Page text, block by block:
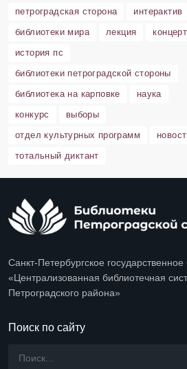
петроградская сторона
интерактив
библиотеки мира
лекция
концерт
история пс
библиотеки петроградской стороны
библиотека на карповке
наука
конкурс
выборы
отдел культурных программ
тотальный диктант
Санкт-Петербургское
«Централизованная библиотечная
Петроградского района»
Поиск по сайту